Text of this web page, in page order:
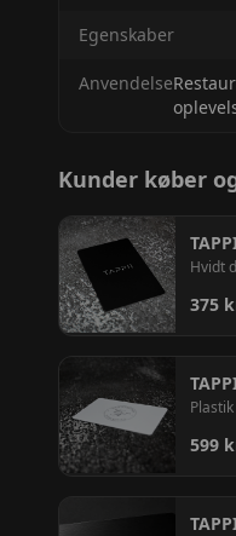
Egenskaber
Anvendelse
Kunder køber
Hvidt
375
599